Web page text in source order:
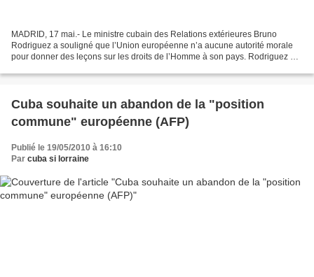
MADRID, 17 mai.- Le ministre cubain des Relations extérieures Bruno
Rodriguez a souligné que l’Union européenne n’a aucune autorité morale
pour donner des leçons sur les droits de l’Homme à son pays. Rodriguez a
Cuba souhaite un abandon de la "position
commune" européenne (AFP)
Publié le 19/05/2010 à 16:10
Par cuba si lorraine